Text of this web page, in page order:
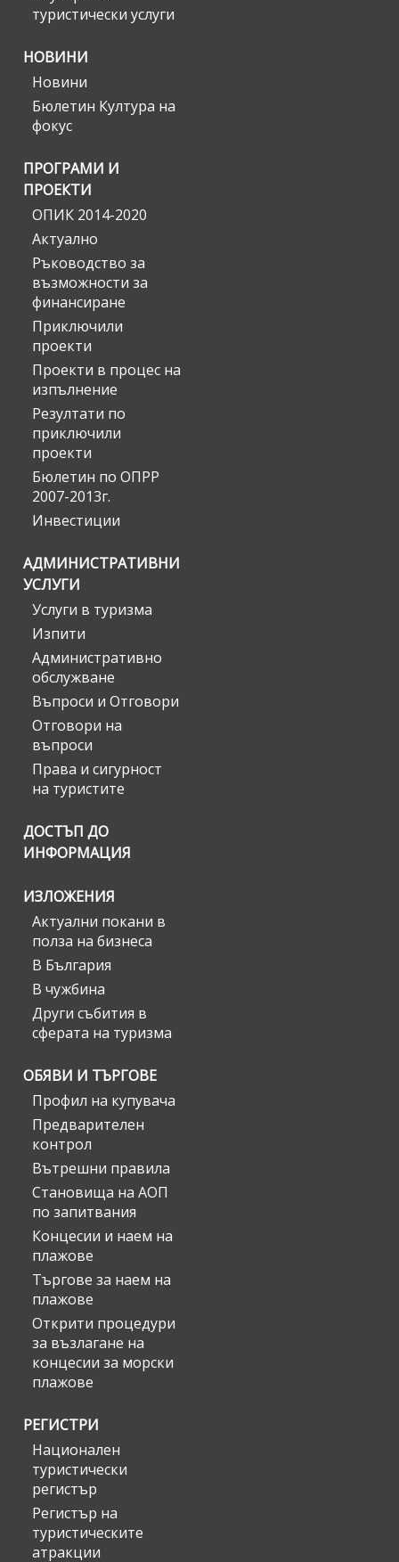
туристически услуги
НОВИНИ
Новини
Бюлетин Култура на
фокус
ПРОГРАМИ И
ПРОЕКТИ
ОПИК 2014-2020
Актуално
Ръководство за
възможности за
финансиране
Приключили
проекти
Проекти в процес на
изпълнение
Резултати по
приключили
проекти
Бюлетин по ОПРР
2007-2013г.
Инвестиции
АДМИНИСТРАТИВНИ
УСЛУГИ
Услуги в туризма
Изпити
Административно
обслужване
Въпроси и Отговори
Отговори на
въпроси
Права и сигурност
на туристите
ДОСТЪП ДО
ИНФОРМАЦИЯ
ИЗЛОЖЕНИЯ
Актуални покани в
полза на бизнеса
В България
В чужбина
Други събития в
сферата на туризма
ОБЯВИ И ТЪРГОВЕ
Профил на купувача
Предварителен
контрол
Вътрешни правила
Становища на АОП
по запитвания
Концесии и наем на
плажове
Търгове за наем на
плажове
Открити процедури
за възлагане на
концесии за морски
плажове
РЕГИСТРИ
Национален
туристически
регистър
Регистър на
туристическите
атракции